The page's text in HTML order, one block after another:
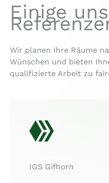
Einige
Wir planen Ihre Räume
Wünschen und bieten
qualifizierte Arbeit zu
IGS Gifhorn